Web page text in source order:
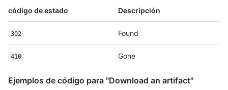
código de estado Descripción
302 Found
410 Gone
Ejemplos de código para "Download an artifact"